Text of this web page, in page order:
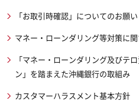
「お取引時確認」についてのお願い
マネー・ローンダリング等対策に
「マネー・ローンダリング及びテ
ン」を踏まえた沖縄銀行の取組み
カスタマーハラスメント基本方針